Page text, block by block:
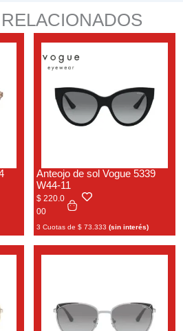
Anteojo de sol Vogue 5339
W44-11
$ 220.0
00
3 Cuotas de$ 73.333 (sin interés)